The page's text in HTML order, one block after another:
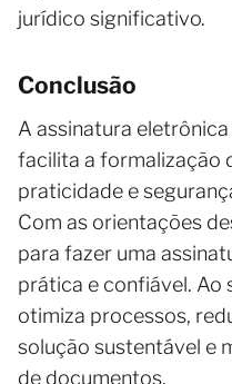
jurídico significativo.
Conclusão
A assinatura
facilita a formalização
praticidade e
Com as orientações
para fazer uma
prática e confiável. Ao
otimiza processos,
solução sustentável e
de documentos.